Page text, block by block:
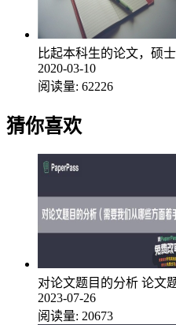
比起本科生的论文，硕
2020-03-10
阅读量: 62226
猜你喜欢
对论文题目的分析 论文
2023-07-26
阅读量: 20673